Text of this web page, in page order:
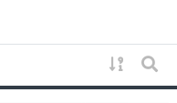
게시물
게